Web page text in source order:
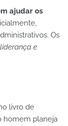
ajudar os
Os
e
livro de
homem planeja